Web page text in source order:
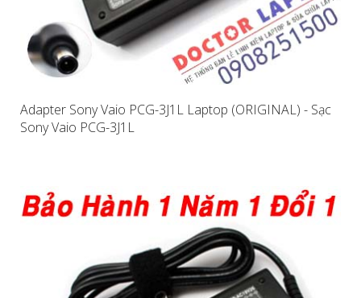
Adapter Sony Vaio PCG-3J1L Laptop (ORIGINAL) - Sạc
Sony Vaio PCG-3J1L